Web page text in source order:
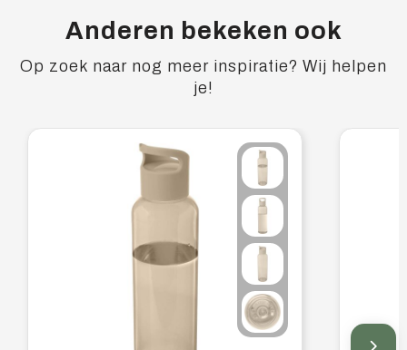
Anderen bekeken ook
Op zoek naar nog meer inspiratie? Wij helpen
je!